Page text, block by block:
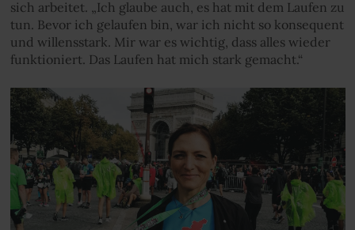
sich arbeitet. „Ich glaube auch, es hat mit dem Laufen zu
tun. Bevor ich gelaufen bin, war ich nicht so konsequent
und willensstark. Mir war es wichtig, dass alles wieder
funktioniert. Das Laufen hat mich stark gemacht.“